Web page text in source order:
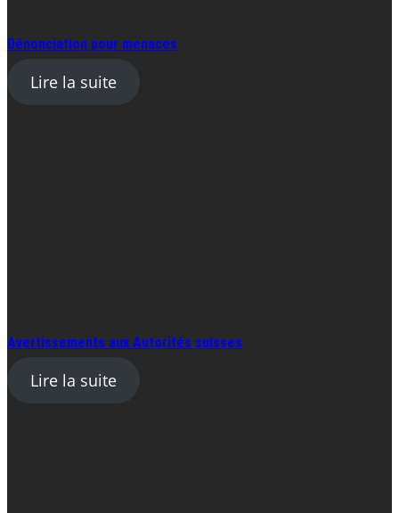
Dénonciation pour menaces
Lire la suite
Avertissements aux Autorités suisses
Lire la suite